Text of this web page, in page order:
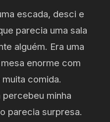
escada, desci e
parecia uma sala
alguém. Era uma
enorme com
comida.
minha
parecia surpresa.